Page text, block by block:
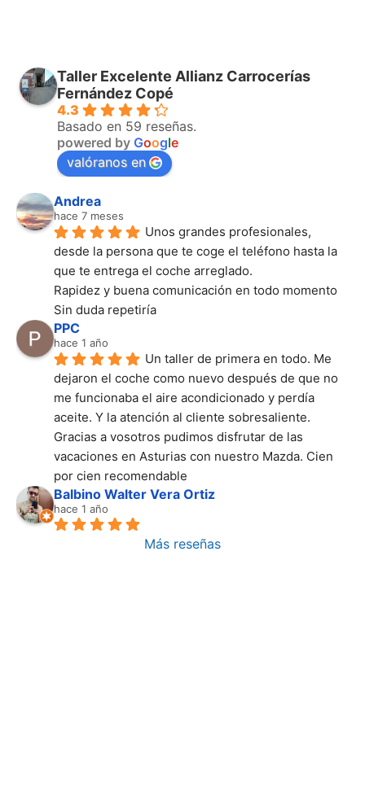
Taller Excelente Allianz Carrocerías
Fernández Copé
4.3
Basado en 59 reseñas.
powered by Google
valóranos en
Andrea
hace 7 meses
Unos grandes profesionales,
desde la persona que te coge el teléfono hasta la
que te entrega el coche arreglado.
Rapidez y buena comunicación en todo momento
Sin duda repetiría
PPC
hace 1 año
Un taller de primera en todo. Me
dejaron el coche como nuevo después de que no
me funcionaba el aire acondicionado y perdía
aceite. Y la atención al cliente sobresaliente.
Gracias a vosotros pudimos disfrutar de las
vacaciones en Asturias con nuestro Mazda. Cien
por cien recomendable
Balbino Walter Vera Ortiz
hace 1 año
Más reseñas